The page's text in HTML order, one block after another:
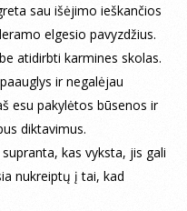
sau išėjimo ieškančios
elgesio pavyzdžius.
atidirbti karmines skolas.
ir negalėjau
esu pakylėtos būsenos ir
diktavimus.
kas vyksta, jis gali
nukreiptų į tai, kad